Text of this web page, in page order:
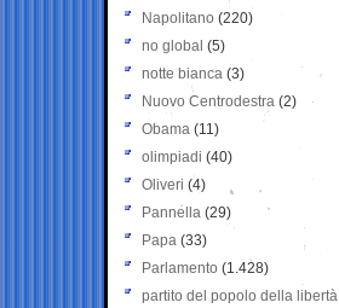
Napolitano (220)
no global (5)
notte bianca (3)
Nuovo Centrodestra (2)
Obama (11)
olimpiadi (40)
Oliveri (4)
Pannella (29)
Papa (33)
Parlamento (1.428)
partito del popolo della libertà